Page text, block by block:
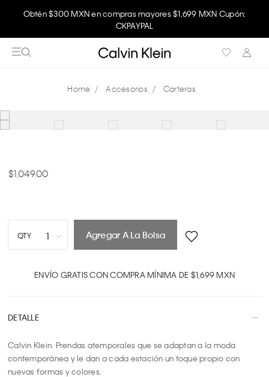
Obtén $300 MXN en compras mayores $1,699 MXN Cupón:
CKPAYPAL
Accesorios Carteras
1,049.00
QTY 1
5
7
Agregar A La Bolsa
ENVÍO GRATIS CON COMPRA MÍNIMA DE $1,699 MXN
DETALLE
Calvin Klein. Prendas atemporales que se adaptan a la moda
contemporánea y le dan a cada estación un toque propio con
nuevas formas y colores.